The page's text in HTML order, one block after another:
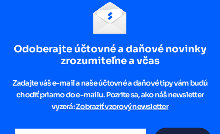
Odoberajte účtovné a daňové novinky
zrozumiteľne a včas
Zadajte váš e-mail a naše účtovné a daňové tipy vám budú
chodiť priamo do e-mailu. Pozrite sa, ako náš newsletter
vyzerá:Zobraziť vzorový newsletter